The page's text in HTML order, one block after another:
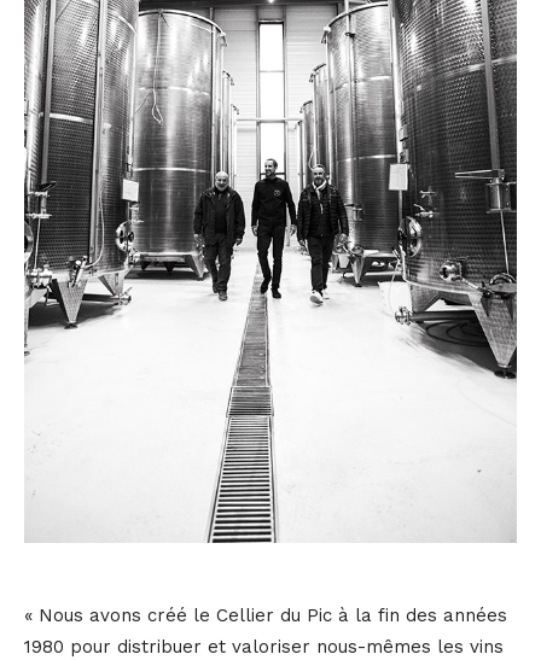
« Nous avons créé le Cellier du Pic à la fin des années
1980 pour distribuer et valoriser nous-mêmes les vins